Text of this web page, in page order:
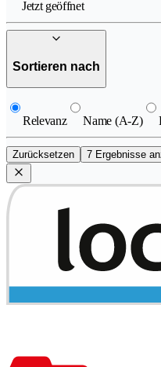
Jetzt geöffnet
Sortieren nach
Relevanz Name (A-Z)
Zurücksetzen 7 Ergebnisse